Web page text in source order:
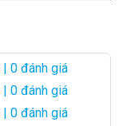
| 0 đánh giá
| 0 đánh giá
| 0 đánh giá